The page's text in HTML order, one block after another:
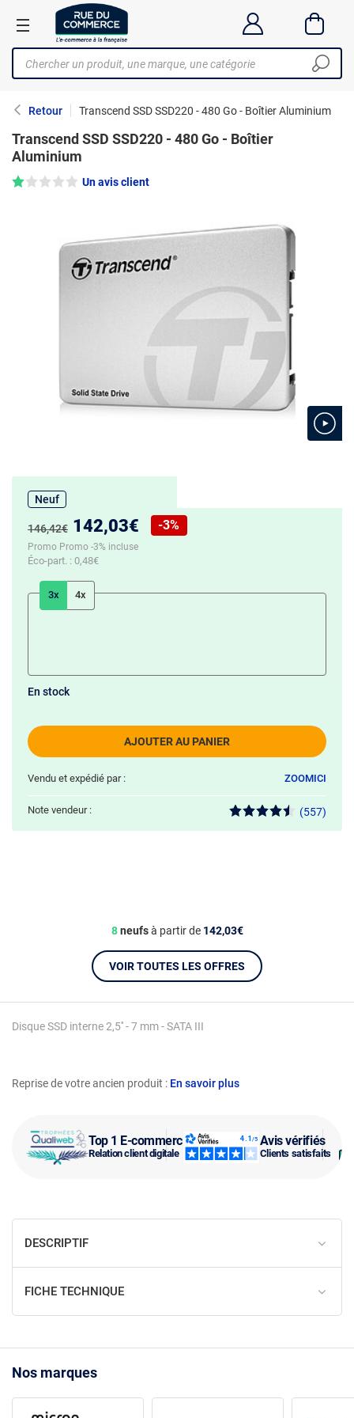
Retour Transcend SSD SSD220 - 480 Go - Boîtier Aluminium
Top 1 E-commerce
Relation client digitale
Avis vérifiés
Clients satisfaits
Reprise de votre ancien produit : En savoir plus
Transcend SSD SSD220 - 480 Go - Boîtier
Aluminium
Note : 1/5 — Un avis client
Disque SSD interne 2,5'' - 7 mm - SATA III
Neuf
Ancien prix :
146,42€ Nouveau prix :
142,03€
Réduction de :
-3%
Promo Promo -3% incluse
Éco-part. : 0,48€
3x 4x
AJOUTER AU PANIER
En stock
Vendu et expédié par : ZOOMICI
Note vendeur : (557)
8neufsà partir de 142,03€
VOIR TOUTES LES OFFRES
DESCRIPTIF
FICHE TECHNIQUE
Nos marques